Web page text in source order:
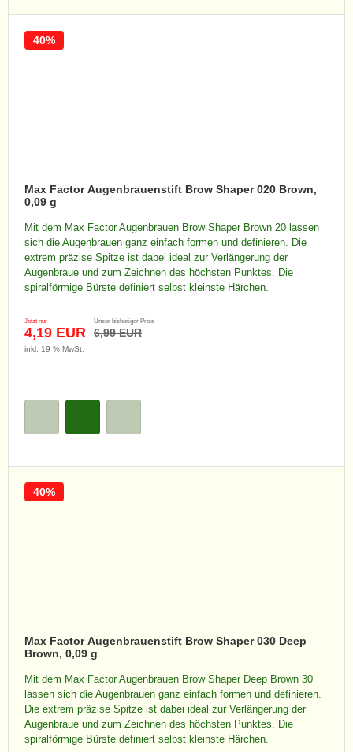
Max Factor Augenbrauenstift Brow Shaper 020 Brown,
0,09 g
Mit dem Max Factor Augenbrauen Brow Shaper Brown 20 lassen
sich die Augenbrauen ganz einfach formen und definieren. Die
extrem präzise Spitze ist dabei ideal zur Verlängerung der
Augenbraue und zum Zeichnen des höchsten Punktes. Die
spiralförmige Bürste definiert selbst kleinste Härchen.
Jetzt nur
4,19 EUR
Unser bisheriger Preis
6,99 EUR
40%
inkl. 19 % MwSt.
Max Factor Augenbrauenstift Brow Shaper 030 Deep
Brown, 0,09 g
Mit dem Max Factor Augenbrauen Brow Shaper Deep Brown 30
lassen sich die Augenbrauen ganz einfach formen und definieren.
Die extrem präzise Spitze ist dabei ideal zur Verlängerung der
Augenbraue und zum Zeichnen des höchsten Punktes. Die
spiralförmige Bürste definiert selbst kleinste Härchen.
40%